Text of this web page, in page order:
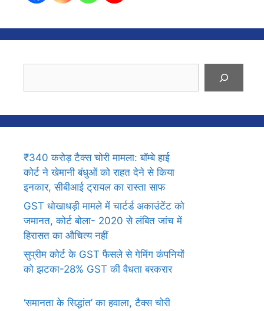
₹340 करोड़ टैक्स चोरी मामला: बॉम्बे हाई
कोर्ट ने खेमानी बंधुओं को राहत देने से किया
इनकार, सीबीआई ट्रायल का रास्ता साफ
GST धोखाधड़ी मामले में चार्टर्ड अकाउंटेंट को
जमानत, कोर्ट बोला- 2020 से लंबित जांच में
हिरासत का औचित्य नहीं
सुप्रीम कोर्ट के GST फैसले से गेमिंग कंपनियों
को झटका-28% GST की वैधता बरकरार
‘समानता के सिद्धांत’ का हवाला, टैक्स चोरी